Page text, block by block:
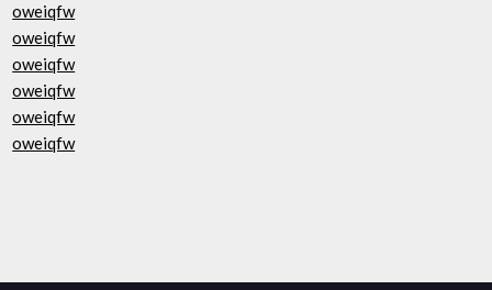
oweiqfw
oweiqfw
oweiqfw
oweiqfw
oweiqfw
oweiqfw